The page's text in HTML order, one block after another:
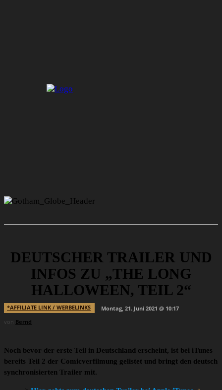
DEUTSCHER TRAILER UND
INFOS ZU „THE LONG
HALLOWEEN, TEIL 2“
*AFFILIATE LINK / WERBELINKS
Montag, 21. Juni 2021 @ 10:17
von Bernd
Noch bevor der erste Teil in Deutschland erscheint, ist bei iTunes
bereits Teil 2 der Comicverfilmung gelistet und bringt den deutsch
synchronisierten Trailer mit.